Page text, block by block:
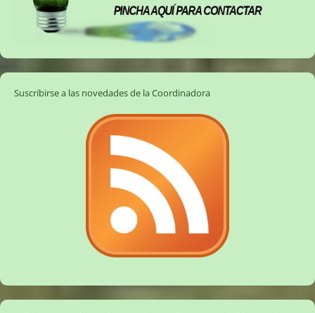
Suscribirse a las novedades de la Coordinadora